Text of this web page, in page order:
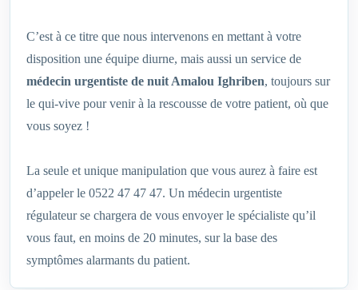
C’est à ce titre que nous intervenons en mettant à votre
disposition une équipe diurne, mais aussi un service de
médecin urgentiste de nuit Amalou Ighriben, toujours sur
le qui-vive pour venir à la rescousse de votre patient, où que
vous soyez !
La seule et unique manipulation que vous aurez à faire est
d’appeler le 0522 47 47 47. Un médecin urgentiste
régulateur se chargera de vous envoyer le spécialiste qu’il
vous faut, en moins de 20 minutes, sur la base des
symptômes alarmants du patient.